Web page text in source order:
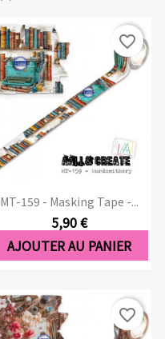
MT-159 - Masking Tape -...
5,90 €
AJOUTER AU PANIER
favorite_border
favorite_border